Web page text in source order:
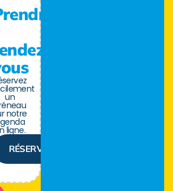
un
notre
ligne.
RÉSERVER